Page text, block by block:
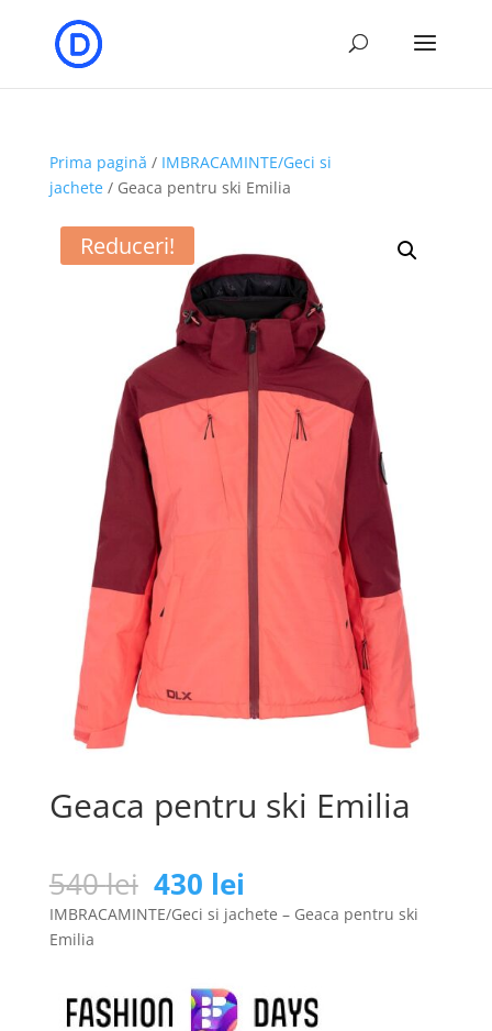
Prima pagină / IMBRACAMINTE/Geci si
jachete/ Geaca pentru ski Emilia
Reduceri!
Geaca pentru ski Emilia
540lei Prețul
inițial
a
540 lei.
430 lei
curent
este:
IMBRACAMINTE/Geci si jachete – Geaca pentru ski
Emilia